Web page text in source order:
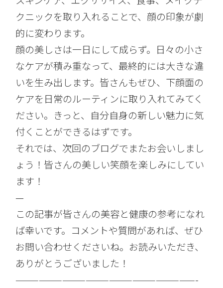
クニックを取り入れることで、顔の印象が劇
的に変わります。
顔の美しさは一日にして成らず。日々の小さ
なケアが積み重なって、最終的には大きな違
いを生み出します。皆さんもぜひ、下顔面の
ケアを日常のルーティンに取り入れてみてく
ださい。きっと、自分自身の新しい魅力に気
付くことができるはずです。
それでは、次回のブログでまたお会いしまし
ょう！皆さんの美しい笑顔を楽しみにしてい
ます！
—
この記事が皆さんの美容と健康の参考になれ
ば幸いです。コメントや質問があれば、ぜひ
お問い合わせくださいね。お読みいただき、
ありがとうございました！
———————————————————————-